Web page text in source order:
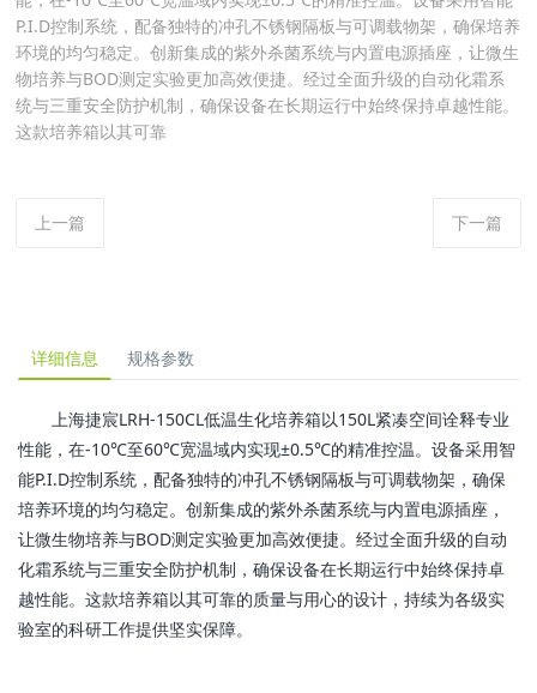
P.I.D控制系统，配备独特的冲孔不锈钢隔板与可调载物架，确保培养
环境的均匀稳定。创新集成的紫外杀菌系统与内置电源插座，让微生
物培养与BOD测定实验更加高效便捷。经过全面升级的自动化霜系
统与三重安全防护机制，确保设备在长期运行中始终保持卓越性能。
这款培养箱以其可靠
上一篇 下一篇
详细信息 规格参数
上海捷宸LRH-150CL低温生化培养箱以150L紧凑空间诠释专业
性能，在-10℃至60℃宽温域内实现±0.5℃的精准控温。设备采用智
能P.I.D控制系统，配备独特的冲孔不锈钢隔板与可调载物架，确保
培养环境的均匀稳定。创新集成的紫外杀菌系统与内置电源插座，
让微生物培养与BOD测定实验更加高效便捷。经过全面升级的自动
化霜系统与三重安全防护机制，确保设备在长期运行中始终保持卓
越性能。这款培养箱以其可靠的质量与用心的设计，持续为各级实
验室的科研工作提供坚实保障。